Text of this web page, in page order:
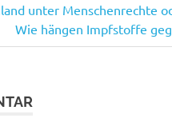
unter Menschenrechte
Nächster
Beitrag:
Wie hängen Impfstoffe